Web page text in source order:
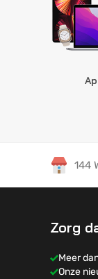
144
Zorg
Meer
Onze